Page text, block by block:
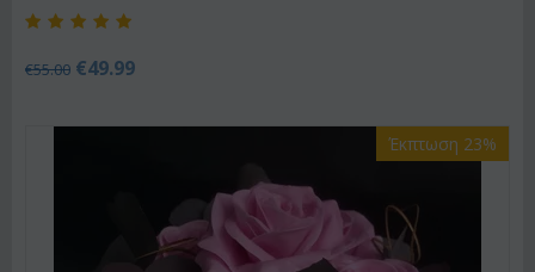
€55.00 €49.99
Έκπτωση 23%